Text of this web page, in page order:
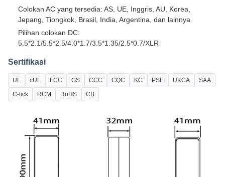
Colokan AC yang tersedia: AS, UE, Inggris, AU, Korea,
Jepang, Tiongkok, Brasil, India, Argentina, dan lainnya
Pilihan colokan DC:
5.5*2.1/5.5*2.5/4.0*1.7/3.5*1.35/2.5*0.7/XLR
Sertifikasi
UL cUL FCC GS CCC CQC KC PSE UKCA
SAA
C-tick
RCM RoHS CB